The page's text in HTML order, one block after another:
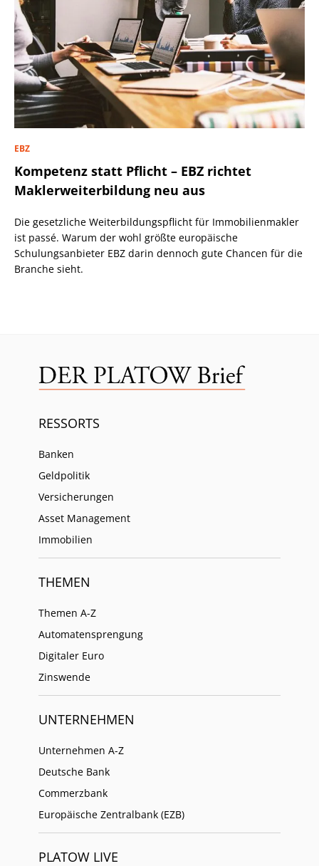
EBZ
Kompetenz statt Pflicht – EBZ richtet
Maklerweiterbildung neu aus
Die gesetzliche Weiterbildungspflicht für Immobilienmakler
ist passé. Warum der wohl größte europäische
Schulungsanbieter EBZ darin dennoch gute Chancen für die
Branche sieht.
RESSORTS
Banken
Geldpolitik
Versicherungen
Asset Management
Immobilien
THEMEN
Themen A-Z
Automatensprengung
Digitaler Euro
Zinswende
UNTERNEHMEN
Unternehmen A-Z
Deutsche Bank
Commerzbank
Europäische Zentralbank (EZB)
PLATOW LIVE